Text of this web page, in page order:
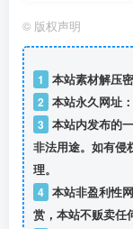
© 版权声明
1 本站素材解压
2 本站永久网址：
3 本站内发布的
非法用途。如有侵
理。
4 本站非盈利性
赏，本站不贩卖任